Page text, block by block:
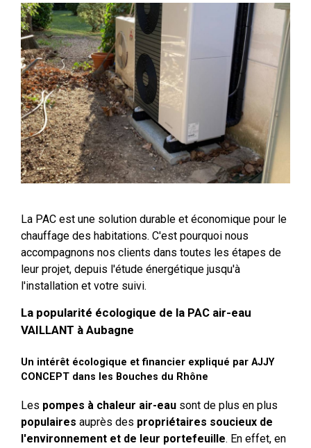
La PAC est une solution durable et économique pour le
chauffage des habitations. C'est pourquoi nous
accompagnons nos clients dans toutes les étapes de
leur projet, depuis l'étude énergétique jusqu'à
l'installation et votre suivi.
La popularité écologique de la PAC air-eau
VAILLANT à Aubagne
Un intérêt écologique et financier expliqué par AJJY
CONCEPT dans les Bouches du Rhône
Les pompes à chaleur air-eausont de plus en plus
populaires auprès des propriétaires soucieux de
l'environnement et de leur portefeuille. En effet, en